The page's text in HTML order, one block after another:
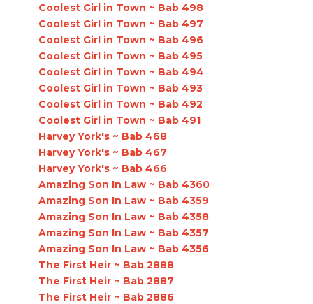
Coolest Girl in Town ~ Bab 498
Coolest Girl in Town ~ Bab 497
Coolest Girl in Town ~ Bab 496
Coolest Girl in Town ~ Bab 495
Coolest Girl in Town ~ Bab 494
Coolest Girl in Town ~ Bab 493
Coolest Girl in Town ~ Bab 492
Coolest Girl in Town ~ Bab 491
Harvey York's ~ Bab 468
Harvey York's ~ Bab 467
Harvey York's ~ Bab 466
Amazing Son In Law ~ Bab 4360
Amazing Son In Law ~ Bab 4359
Amazing Son In Law ~ Bab 4358
Amazing Son In Law ~ Bab 4357
Amazing Son In Law ~ Bab 4356
The First Heir ~ Bab 2888
The First Heir ~ Bab 2887
The First Heir ~ Bab 2886